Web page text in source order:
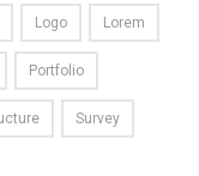
Logo Lorem
Portfolio
Survey